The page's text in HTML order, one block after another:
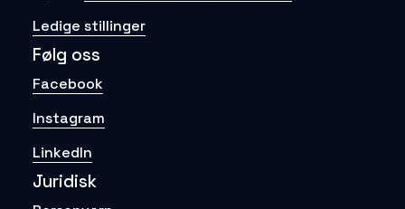
Ledige stillinger
Følg oss
Facebook
Instagram
LinkedIn
Juridisk